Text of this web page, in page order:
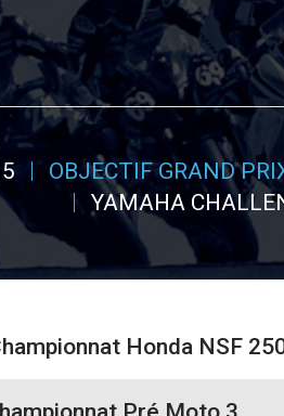
OBJECTIF GRAND
YAMAHA
Honda NSF